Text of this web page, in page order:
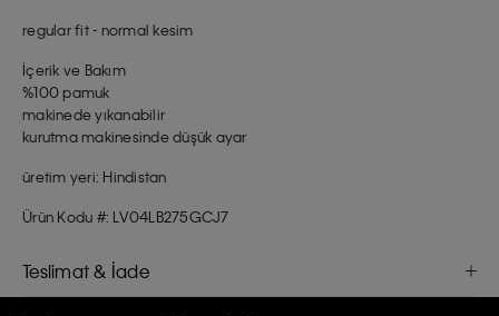
regular fit - normal kesim
İçerik ve Bakım
%100 pamuk
makinede yıkanabilir
kurutma makinesinde düşük ayar
üretim yeri: Hindistan
Ürün Kodu #: LV04LB275GCJ7
Teslimat & İade